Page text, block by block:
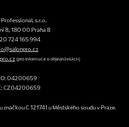
s.r.o.
8,180 00Praha 8
724 165 994
(pro informace o objednávkách)
04200659
CZ04200659
C 121741 u Městského soudu v Praze.